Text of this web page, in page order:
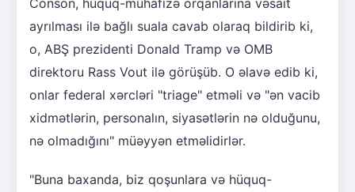
Conson, hüquq-mühafizə orqanlarına vəsait
ayrılması ilə bağlı suala cavab olaraq bildirib ki,
o, ABŞ prezidenti Donald Tramp və OMB
direktoru Rass Vout ilə görüşüb. O əlavə edib ki,
onlar federal xərcləri "triage" etməli və "ən vacib
xidmətlərin, personalın, siyasətlərin nə olduğunu,
nə olmadığını" müəyyən etməlidirlər.
"Buna baxanda, biz qoşunlara və hüquq-